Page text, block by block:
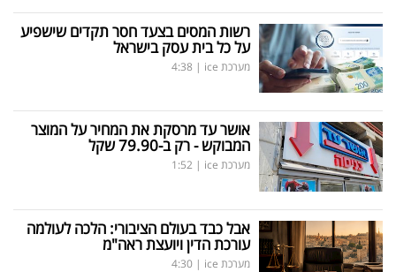
רשות המסים בצעד חסר תקדים שישפיע
על כל בית עסק בישראל
מערכת ice |
4:38
אושר עד מרסקת את המחיר על המוצר
המבוקש - רק ב-79.90 שקל
מערכת ice |
1:52
אבל כבד בעולם הציבורי: הלכה לעולמה
עורכת הדין ויועצת ראה"מ
מערכת ice |
4:30